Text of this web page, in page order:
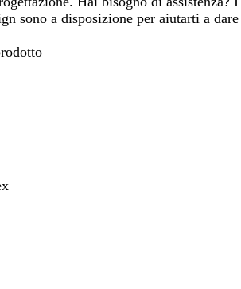
sono a disposizione per aiutarti a dare